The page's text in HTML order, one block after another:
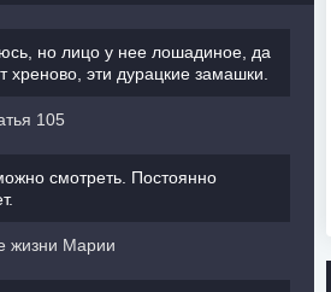
но лицо у нее лошадиное, да
хреново, эти дурацкие замашки.
105
смотреть. Постоянно
жизни Марии